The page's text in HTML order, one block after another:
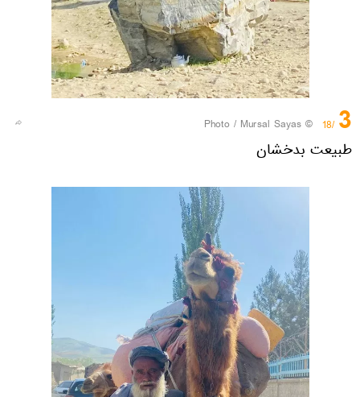
3
/18
© Photo / Mursal Sayas
طبیعت بدخشان